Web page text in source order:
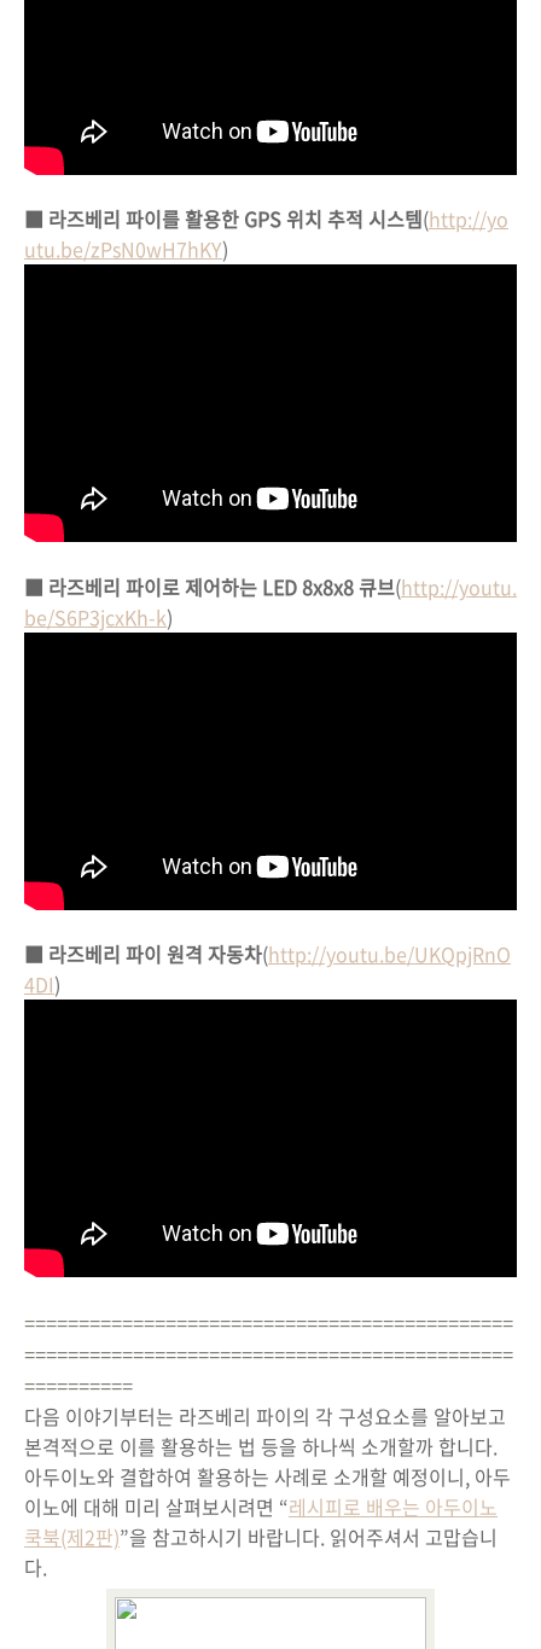
■ 라즈베리 파이를 활용한 GPS 위치 추적 시스템(http://yo
utu.be/zPsN0wH7hKY)
■ 라즈베리 파이로 제어하는 LED 8x8x8 큐브(http://youtu.
be/S6P3jcxKh-k)
■ 라즈베리 파이 원격 자동차(http://youtu.be/UKQpjRnO
4DI)
=============================================
=============================================
==========
다음 이야기부터는 라즈베리 파이의 각 구성요소를 알아보고
본격적으로 이를 활용하는 법 등을 하나씩 소개할까 합니다.
아두이노와 결합하여 활용하는 사례로 소개할 예정이니, 아두
이노에 대해 미리 살펴보시려면 “레시피로 배우는 아두이노
쿡북(제2판)”을 참고하시기 바랍니다. 읽어주셔서 고맙습니
다.